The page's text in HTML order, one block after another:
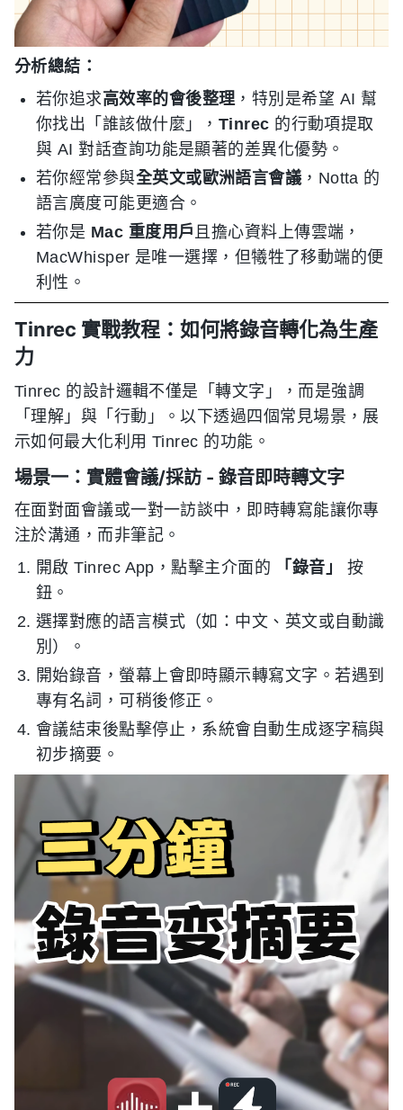
分析總結：
若你追求高效率的會後整理 ，特別是希望 AI 幫
你找出「誰該做什麼」， Tinrec 的行動項提取
與 AI 對話查詢功能是顯著的差異化優勢。
若你經常參與全英文或歐洲語言會議 ，Notta 的
語言廣度可能更適合。
若你是 Mac 重度用戶 且擔心資料上傳雲端，
MacWhisper 是唯一選擇，但犧牲了移動端的便
利性。
Tinrec 實戰教程：如何將錄音轉化為生產
力
Tinrec 的設計邏輯不僅是「轉文字」，而是強調
「理解」與「行動」。以下透過四個常見場景，展
示如何最大化利用 Tinrec 的功能。
場景一：實體會議/採訪 - 錄音即時轉文字
在面對面會議或一對一訪談中，即時轉寫能讓你專
注於溝通，而非筆記。
開啟 Tinrec App，點擊主介面的
「錄音」
按
鈕。
選擇對應的語言模式（如：中文、英文或自動識
別）。
開始錄音，螢幕上會即時顯示轉寫文字。若遇到
專有名詞，可稍後修正。
會議結束後點擊停止，系統會自動生成逐字稿與
初步摘要。